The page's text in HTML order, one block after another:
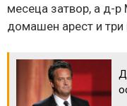
месеца затвор, а д-
домашен арест и